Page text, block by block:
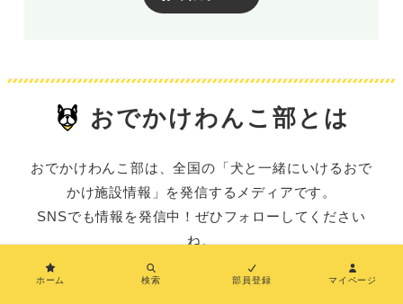
おでかけわんこ部とは
おでかけわんこ部は、全国の「犬と一緒にいけるおで
かけ施設情報」を発信するメディアです。
SNSでも情報を発信中！ぜひフォローしてください
ね。
ホーム 検索 部員登録 マイページ